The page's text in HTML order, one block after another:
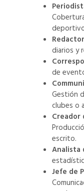
diarios y
de
Gestión
clubes o
escrito.
Analista
Jefe de